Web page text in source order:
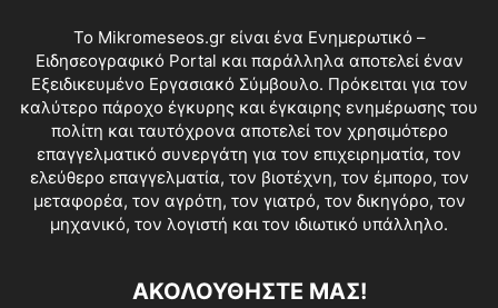
Το Mikromeseos.gr είναι ένα Ενημερωτικό –
Ειδησεογραφικό Portal και παράλληλα αποτελεί έναν
Εξειδικευμένο Εργασιακό Σύμβουλο. Πρόκειται για τον
καλύτερο πάροχο έγκυρης και έγκαιρης ενημέρωσης του
πολίτη και ταυτόχρονα αποτελεί τον χρησιμότερο
επαγγελματικό συνεργάτη για τον επιχειρηματία, τον
ελεύθερο επαγγελματία, τον βιοτέχνη, τον έμπορο, τον
μεταφορέα, τον αγρότη, τον γιατρό, τον δικηγόρο, τον
μηχανικό, τον λογιστή και τον ιδιωτικό υπάλληλο.
ΑΚΟΛΟΥΘΗΣΤΕ ΜΑΣ!